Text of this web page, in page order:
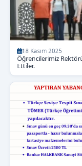
18 Kasım 2025
Öğrencilerimiz
Ettiler.